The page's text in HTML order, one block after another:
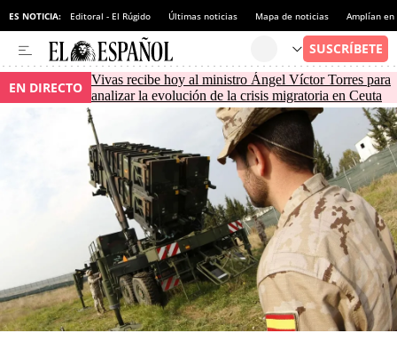
ES NOTICIA: Editoral - El Rúgido Últimas noticias Mapa de noticias Amplían
EN DIRECTO Vivas recibe hoy al ministro Ángel Víctor Torres para
analizar la evolución de la crisis migratoria en Ceuta